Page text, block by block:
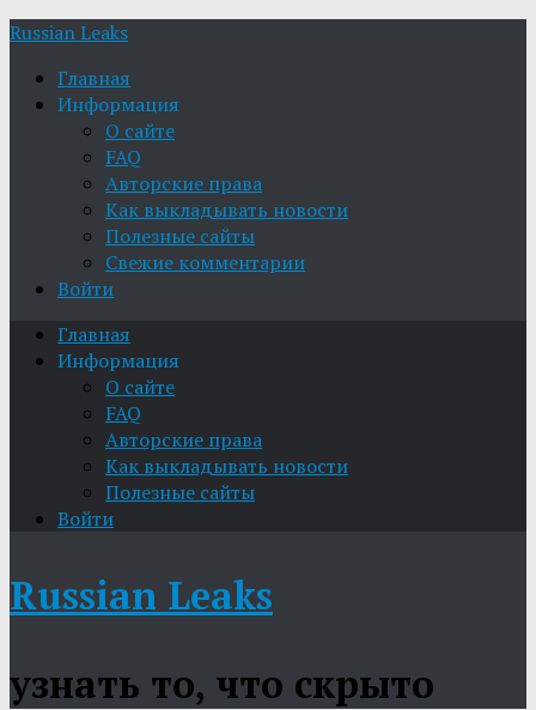
Russian Leaks
Главная
Информация
О сайте
FAQ
Авторские права
Как выкладывать новости
Полезные сайты
Свежие комментарии
Войти
Главная
Информация
О сайте
FAQ
Авторские права
Как выкладывать новости
Полезные сайты
Войти
Russian Leaks
узнать то, что скрыто